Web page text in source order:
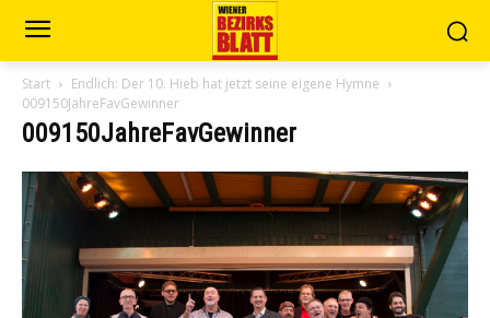
Start
Endlich: Der 10. Hieb hat jetzt seine eigene Hymne
009150JahreFavGewinner
009150JahreFavGewinner